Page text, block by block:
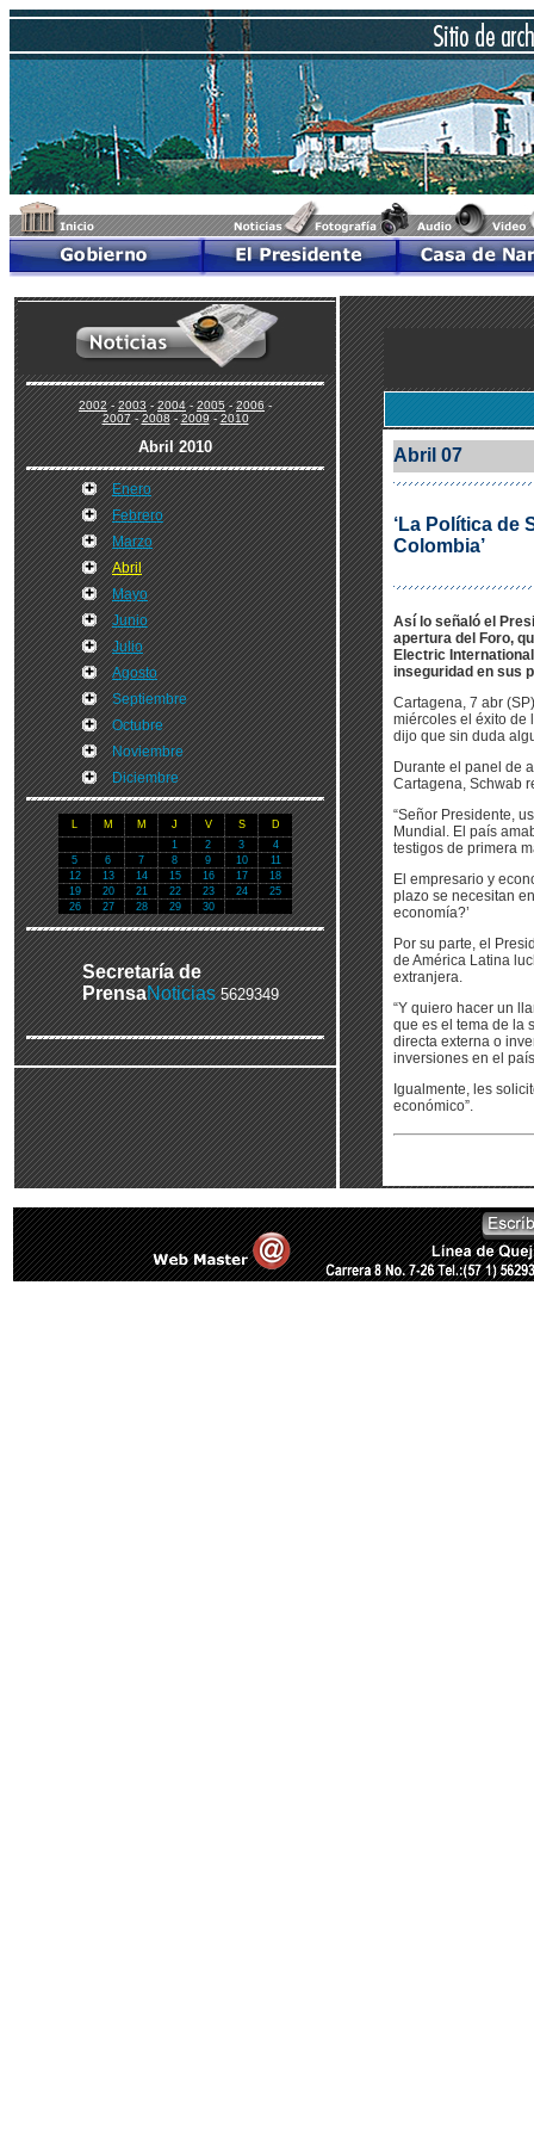
2002-2003-2004-2005-2006-
2007-2008-2009-2010
Abril 2010
Enero
Febrero
Marzo
Abril
Mayo
Junio
Julio
Agosto
Septiembre
Octubre
Noviembre
Diciembre
L M M J V S
D
1
2 3
4
5
6 7 8 9 10
11
12
13 14 15 16 17
18
19
20 21 22 23 24
25
26
27 28 29 30
Secretaría de
PrensaNoticias 5629349
Abril 07
‘La Política de
Colombia’
Así lo señaló el
apertura del Foro,
Electric
inseguridad en sus
Cartagena, 7 abr
miércoles el éxito de
dijo que sin duda
Durante el panel de
Cartagena, Schwab
“Señor Presidente,
Mundial. El país
testigos de primera
El empresario y
plazo se necesitan
economía?’
Por su parte, el
de América Latina
extranjera.
“Y quiero hacer un
que es el tema de la
directa externa o
inversiones en el
Igualmente, les
económico”.